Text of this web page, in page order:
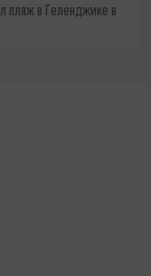
пляж в Геленджике в